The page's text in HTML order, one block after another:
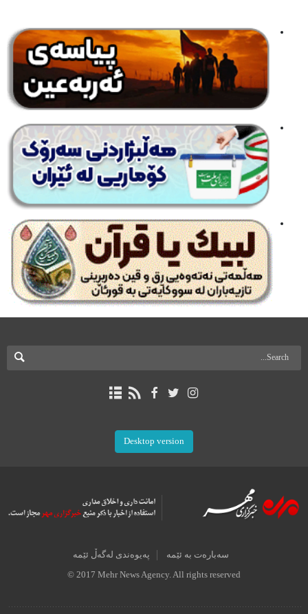
Desktop version
سەبارەت بە ئێمە پەیوەندی لەگەڵ ئێمە
© 2017 Mehr News Agency. All rights reserved